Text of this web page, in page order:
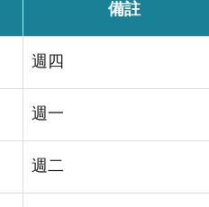
備註
週四
週一
週二